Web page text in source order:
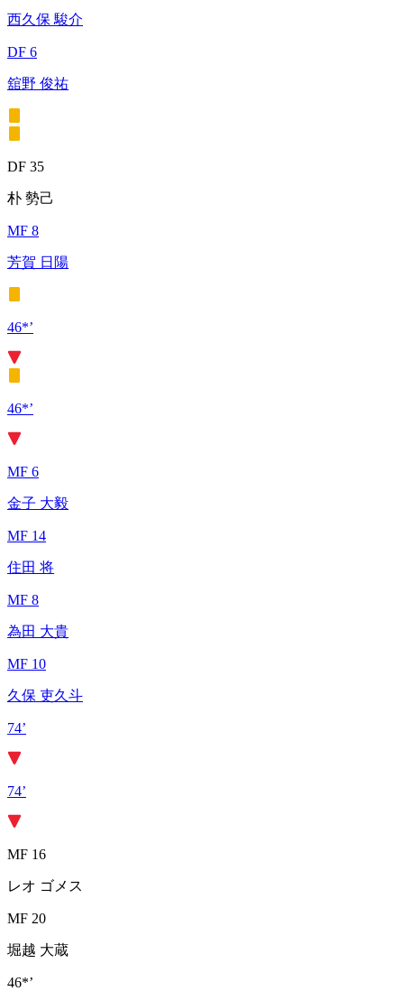
西久保 駿介
DF 6
舘野 俊祐
DF 35
朴 勢己
MF 8
芳賀 日陽
46*’
46*’
MF 6
金子 大毅
MF 14
住田 将
MF 8
為田 大貴
MF 10
久保 吏久斗
74’
74’
MF 16
レオ ゴメス
MF 20
堀越 大蔵
46*’